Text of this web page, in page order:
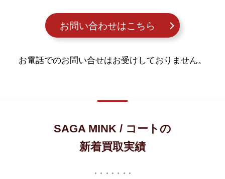
お問い合わせはこちら
お電話でのお問い合せはお受けしておりません。
SAGA MINK / コートの
新着買取実績